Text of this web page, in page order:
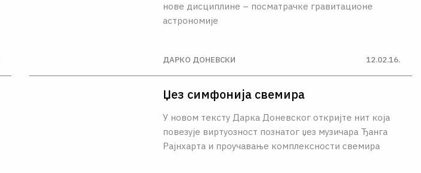
нове дисциплине – посматрачке гравитационе
астрономије
ДАРКО ДОНЕВСКИ 12.02.16.
Џез симфонија свемира
У новом тексту Дарка Доневског откријте нит која
повезује виртуозност познатог џез музичара Ђанга
Рајнхарта и проучавање комплексности свемира